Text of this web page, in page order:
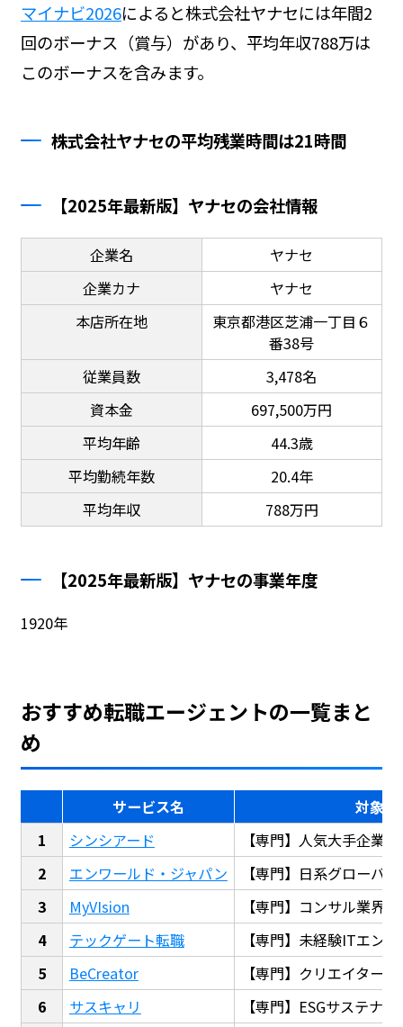
マイナビ2026によると株式会社ヤナセには年間2
回のボーナス（賞与）があり、平均年収788万は
このボーナスを含みます。
株式会社ヤナセの平均残業時間は21時間
【2025年最新版】ヤナセの会社情報
企業名
ヤナセ
企業カナ
ヤナセ
本店所在地
東京都港区芝浦一丁目６
番38号
従業員数
3,478名
資本金
697,500万円
平均年齢
44.3歳
平均勤続年数
20.4年
平均年収
788万円
【2025年最新版】ヤナセの事業年度
1920年
おすすめ転職エージェントの一覧まと
め
サービス名
対象
シンシアード
【専門】人気大手企業
エンワールド・ジャパン
【専門】日系グローバ
MyVIsion
【専門】コンサル業界
テックゲート転職
【専門】未経験ITエン
BeCreator
【専門】クリエイター
サスキャリ
【専門】ESGサステナ